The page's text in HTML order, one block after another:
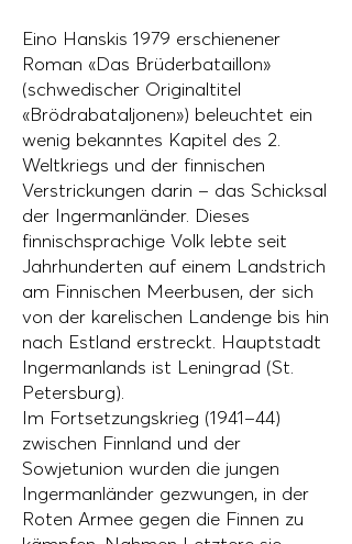
Eino Hanskis 1979 erschienener
Roman «Das Brüderbataillon»
(schwedischer Originaltitel
«Brödrabataljonen») beleuchtet ein
wenig bekanntes Kapitel des 2.
Weltkriegs und der finnischen
Verstrickungen darin – das Schicksal
der Ingermanländer. Dieses
finnischsprachige Volk lebte seit
Jahrhunderten auf einem Landstrich
am Finnischen Meerbusen, der sich
von der karelischen Landenge bis hin
nach Estland erstreckt. Hauptstadt
Ingermanlands ist Leningrad (St.
Petersburg).
Im Fortsetzungskrieg (1941–44)
zwischen Finnland und der
Sowjetunion wurden die jungen
Ingermanländer gezwungen, in der
Roten Armee gegen die Finnen zu